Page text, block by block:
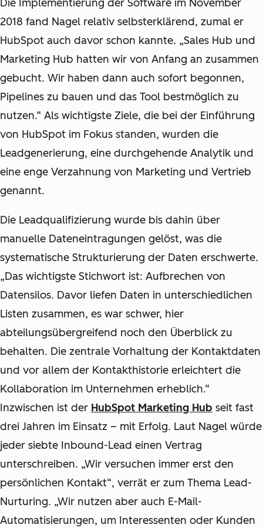
Die Implementierung der Software im November
2018 fand Nagel relativ selbsterklärend, zumal er
HubSpot auch davor schon kannte. „Sales Hub und
Marketing Hub hatten wir von Anfang an zusammen
gebucht. Wir haben dann auch sofort begonnen,
Pipelines zu bauen und das Tool bestmöglich zu
nutzen.“ Als wichtigste Ziele, die bei der Einführung
von HubSpot im Fokus standen, wurden die
Leadgenerierung, eine durchgehende Analytik und
eine enge Verzahnung von Marketing und Vertrieb
genannt.
Die Leadqualifizierung wurde bis dahin über
manuelle Dateneintragungen gelöst, was die
systematische Strukturierung der Daten erschwerte.
„Das wichtigste Stichwort ist: Aufbrechen von
Datensilos. Davor liefen Daten in unterschiedlichen
Listen zusammen, es war schwer, hier
abteilungsübergreifend noch den Überblick zu
behalten. Die zentrale Vorhaltung der Kontaktdaten
und vor allem der Kontakthistorie erleichtert die
Kollaboration im Unternehmen erheblich.“
Inzwischen ist der HubSpot Marketing Hub seit fast
drei Jahren im Einsatz – mit Erfolg. Laut Nagel würde
jeder siebte Inbound-Lead einen Vertrag
unterschreiben. „Wir versuchen immer erst den
persönlichen Kontakt“, verrät er zum Thema Lead-
Nurturing. „Wir nutzen aber auch E-Mail-
Automatisierungen, um Interessenten oder Kunden